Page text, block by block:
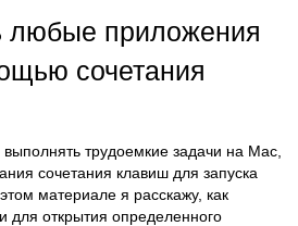
любые приложения
сочетания
трудоемкие задачи на Mac,
сочетания клавиш для запуска
материале я расскажу, как
для открытия определенного